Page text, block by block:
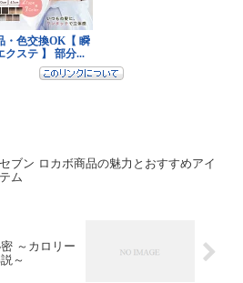
セブン ロカボ商品の魅力とおすすめアイ
テム
～カロリー
～